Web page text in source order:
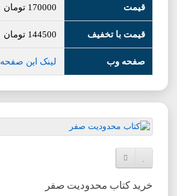
قیمت 170000 تومان
قیمت با تخفیف 144500 تومان
صفحه وب لینک این صفحه
افزودن به لیست دلخواه
خرید کتاب محدودیت صفر